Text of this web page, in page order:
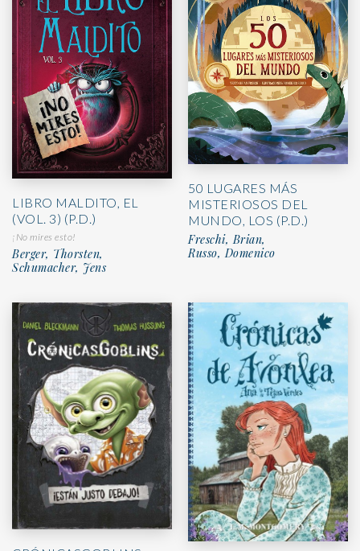
LIBRO MALDITO, EL
(VOL. 3) (P.D.)
¡No mires esto!
Berger, Thorsten,
Schumacher, Jens
50 LUGARES MÁS
MISTERIOSOS DEL
MUNDO, LOS (P.D.)
Freschi, Brian,
Russo, Domenico